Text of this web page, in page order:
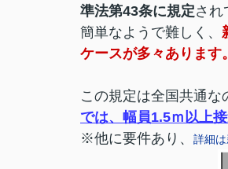
準法第43条に規定され
簡単なようで難しく、
ケースが多々あります。
この規定は全国共通な
では、幅員1.5ｍ以上
※他に要件あり、
詳細